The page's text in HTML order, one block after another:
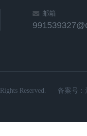
邮箱
Reserved. 备案号：